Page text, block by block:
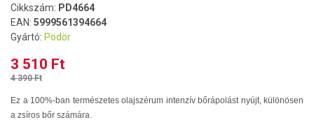
Cikkszám: PD4664
EAN: 5999561394664
Gyártó: Pödör
3 510 Ft
4 390 Ft
Ez a 100%-ban természetes olajszérum intenzív bőrápolást nyújt, különösen
a zsíros bőr számára.